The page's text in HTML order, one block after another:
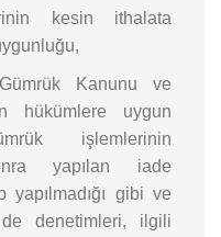
kesin ithalata
Kanunu ve
hükümlere uygun
işlemlerinin
yapılan iade
yapılmadığı gibi ve
denetimleri, ilgili